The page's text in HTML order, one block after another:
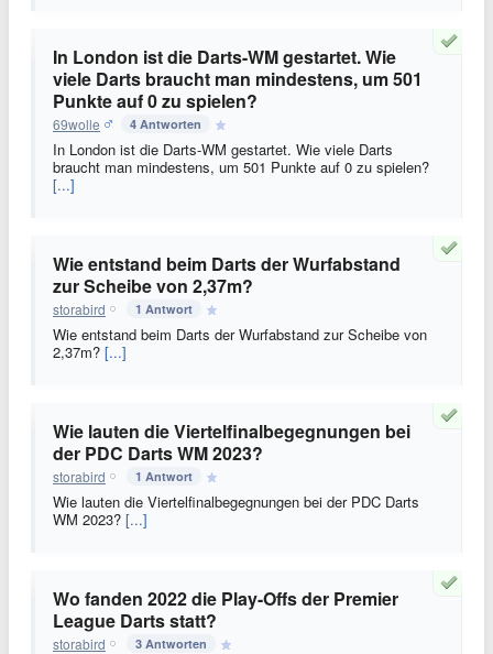
In London ist die Darts-WM gestartet. Wie
viele Darts braucht man mindestens, um 501
Punkte auf 0 zu spielen?
69wolle 4 Antworten
In London ist die Darts-WM gestartet. Wie viele Darts
braucht man mindestens, um 501 Punkte auf 0 zu spielen?
[...]
Wie entstand beim Darts der Wurfabstand
zur Scheibe von 2,37m?
storabird 1 Antwort
Wie entstand beim Darts der Wurfabstand zur Scheibe von
2,37m? [...]
Wie lauten die Viertelfinalbegegnungen bei
der PDC Darts WM 2023?
storabird 1 Antwort
Wie lauten die Viertelfinalbegegnungen bei der PDC Darts
WM 2023? [...]
Wo fanden 2022 die Play-Offs der Premier
League Darts statt?
storabird 3 Antworten